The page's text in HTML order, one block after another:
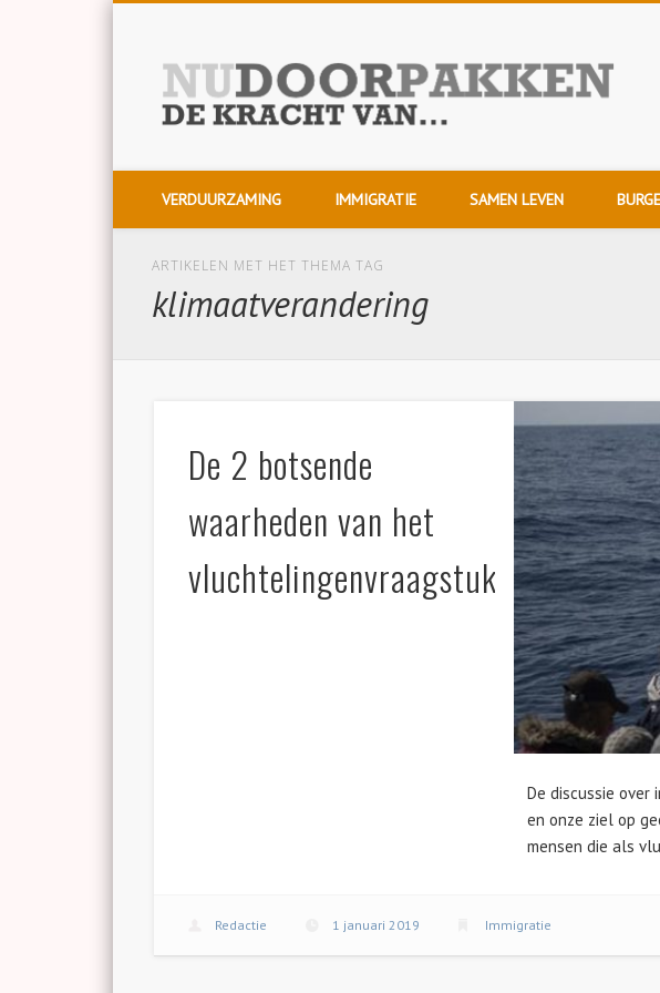
Voor wie het verschil wil maken!
Twitter
VERDUURZAMING IMMIGRATIE SAMEN LEVEN
ARTIKELEN MET HET THEMA TAG
klimaatverandering
De 2 botsende
waarheden van het
vluchtelingenvraagstuk
De discussie
en onze ziel op
mensen die als
Redactie 1 januari 2019 Immigratie